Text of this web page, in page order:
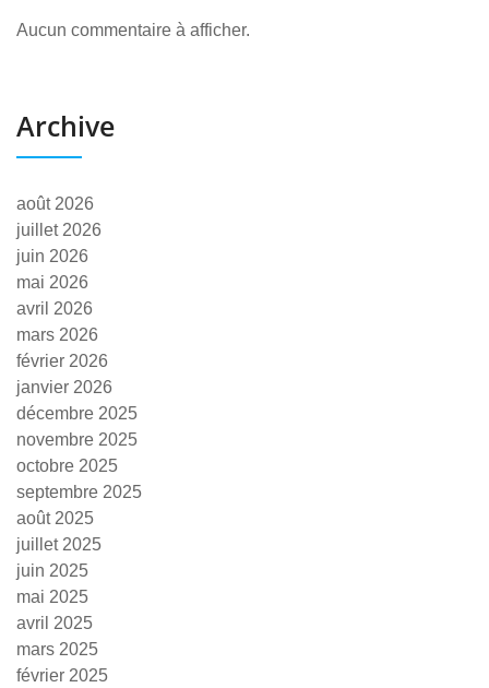
Aucun commentaire à afficher.
Archive
août 2026
juillet 2026
juin 2026
mai 2026
avril 2026
mars 2026
février 2026
janvier 2026
décembre 2025
novembre 2025
octobre 2025
septembre 2025
août 2025
juillet 2025
juin 2025
mai 2025
avril 2025
mars 2025
février 2025